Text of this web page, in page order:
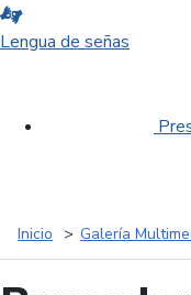
Lengua de señas
Inicio Galería